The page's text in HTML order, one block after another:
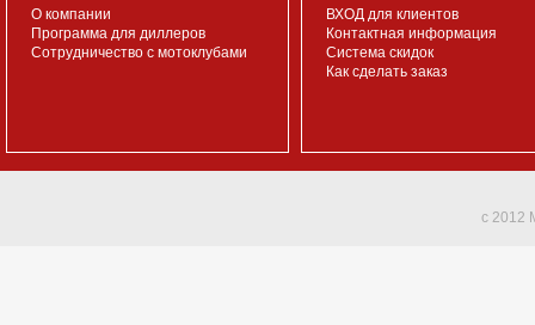
О компании
Программа для диллеров
Сотрудничество с мотоклубами
ВХОД для клиентов
Контактная информация
Система скидок
Как сделать заказ
c 2012